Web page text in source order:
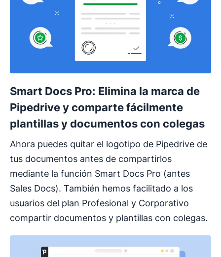
Smart Docs Pro: Elimina la marca de
Pipedrive y comparte fácilmente
plantillas y documentos con colegas
Ahora puedes quitar el logotipo de Pipedrive de
tus documentos antes de compartirlos
mediante la función Smart Docs Pro (antes
Sales Docs). También hemos facilitado a los
usuarios del plan Profesional y Corporativo
compartir documentos y plantillas con colegas.